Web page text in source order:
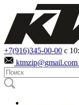
+7(916)345-00-00 с
ktmzip@gmail.com